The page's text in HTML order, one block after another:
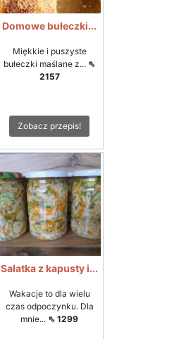
Domowe bułeczki...
Miękkie i puszyste
bułeczki maślane z... ⇖
2157
Zobacz przepis!
Sałatka z kapusty i...
Wakacje to dla wielu
czas odpoczynku. Dla
mnie... ⇖ 1299